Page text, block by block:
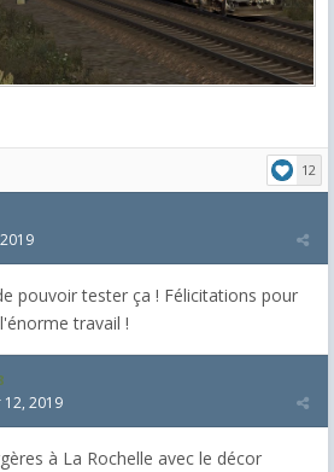
12
pouvoir tester ça ! Félicitations pour
l'énorme travail !
2019
à La Rochelle avec le décor